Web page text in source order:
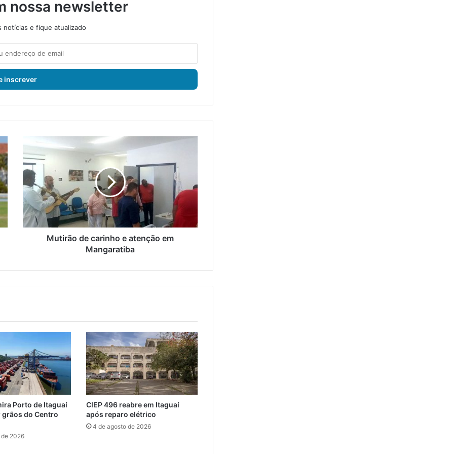
nossa newsletter
notícias e fique atualizado
u
t
i
r
ã
o
d
e
i
a
t
n
ç
ã
o
e
m
M
n
Mutirão de carinho e atenção em
Mangaratiba
Porto de Itaguaí
grãos do Centro
2026
CIEP 496 reabre em Itaguaí
após reparo elétrico
4 de agosto de 2026